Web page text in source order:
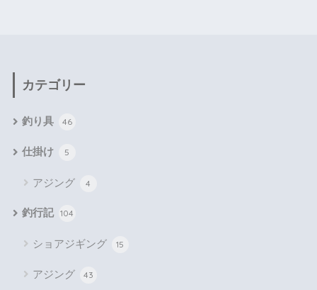
カテゴリー
釣り具 46
仕掛け 5
アジング 4
釣行記 104
ショアジギング 15
アジング 43